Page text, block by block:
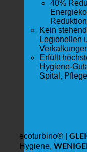
40%
Kein
Legionellen
Erfüllt
Hygiene-
Spital,
ecoturbino® |
Hygiene,